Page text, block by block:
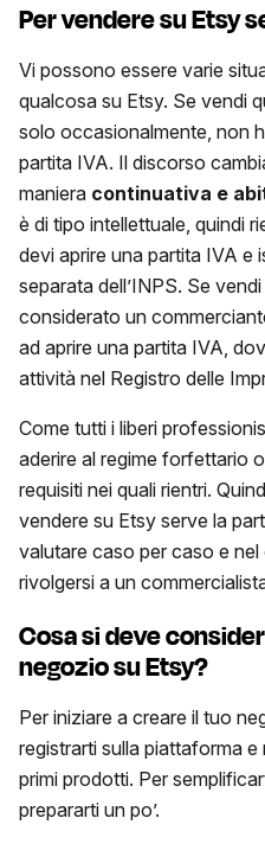
Per vendere su Etsy
Vi possono essere varie
qualcosa su Etsy. Se vendi
solo occasionalmente, non
partita IVA. Il discorso
maniera continuativa e
è di tipo intellettuale, quindi
devi aprire una partita IVA e
separata dell’INPS. Se
considerato un
ad aprire una partita IVA,
attività nel Registro delle
Come tutti i liberi
aderire al regime forfettario
requisiti nei quali rientri.
vendere su Etsy serve la
valutare caso per caso e nel
rivolgersi a un
Cosa si deve
negozio su Etsy?
Per iniziare a creare il tuo
registrarti sulla piattaforma
primi prodotti. Per
prepararti un po’.